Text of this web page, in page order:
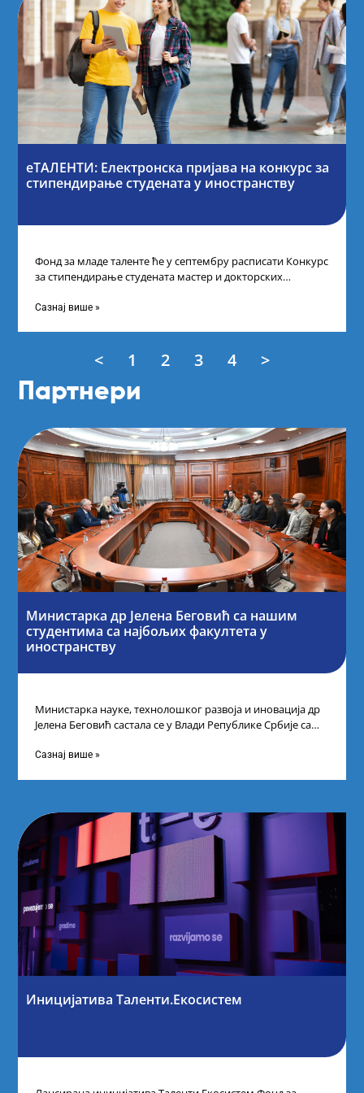
еТАЛЕНТИ: Електронска пријава на конкурс за
стипендирање студената у иностранству
Фонд за младе таленте ће у септембру расписати Конкурс
за стипендирање студената мастер и докторских
Сазнај више »
< 1 2 3 4 >
Партнери
Министарка др Јелена Беговић са нашим
студентима са најбољих факултета у
иностранству
Министарка науке, технолошког развоја и иновација др
Јелена Беговић састала се у Влади Републике Србије са
Сазнај више »
Иницијатива Таленти.Екосистем